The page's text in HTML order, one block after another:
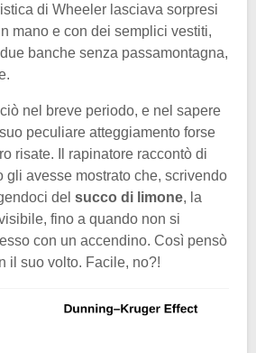
di Wheeler lasciava sorpresi
mano e con dei semplici vestiti,
banche senza passamontagna,
nel breve periodo, e nel sapere
peculiare atteggiamento forse
risate. Il rapinatore raccontò di
gli avesse mostrato che, scrivendo
del succo di limone, la
fino a quando non si
con un accendino. Così pensò
il suo volto. Facile, no?!